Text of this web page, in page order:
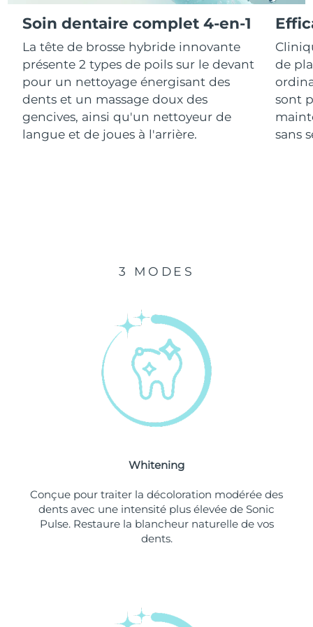
Soin dentaire complet 4-en-1
La tête de brosse hybride innovante
présente 2 types de poils sur le devant
pour un nettoyage énergisant des
dents et un massage doux des
gencives, ainsi qu'un nettoyeur de
langue et de joues à l'arrière.
de
sont
sans
3 MODES
Whitening
Conçue pour traiter la décoloration modérée des
dents avec une intensité plus élevée de Sonic
Pulse. Restaure la blancheur naturelle de vos
dents.
R.A.S. chinoise de
Macao
Malaisie Livraison estimée 8/12/26
Malte Livraison estimée 8/9/26
Mexique
Livraison estimée
Livraison estimée
Livraison estimée
Livraison estimée
Livraison estimée
La Réunion Livraison estimée8/14/26